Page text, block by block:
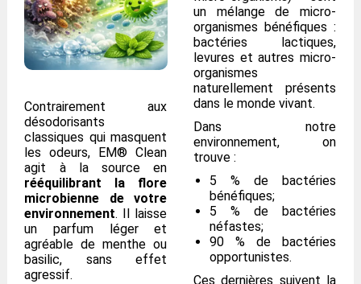
Contrairement aux
désodorisants
classiques qui masquent
les odeurs, EM® Clean
agit à la source en
rééquilibrant la flore
microbienne de votre
environnement. Il laisse
un parfum léger et
agréable de menthe ou
basilic, sans effet
agressif.
un mélange de micro-
organismes bénéfiques :
bactéries lactiques,
levures et autres micro-
organismes
naturellement présents
dans le monde vivant.
Dans notre
environnement, on
trouve :
5 % de bactéries
bénéfiques;
5 % de bactéries
néfastes;
90 % de bactéries
opportunistes.
Ces dernières suivent la